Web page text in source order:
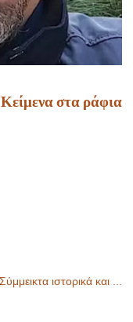
Κείμενα στα ράφια
ιστορικά και ...